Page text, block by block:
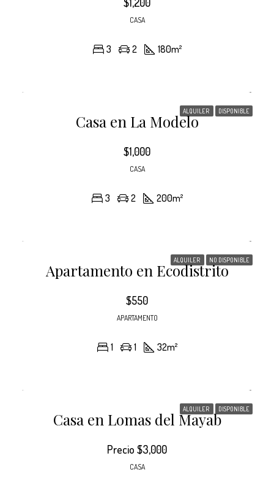
CASA
3 2 180m²
ALQUILER DISPONIBLE
Casa en La Modelo
$1,000
CASA
3 2 200m²
ALQUILER NO DISPONIBLE
Apartamento en Ecodistrito
$550
APARTAMENTO
1 1 32m²
ALQUILER DISPONIBLE
Casa en Lomas del Mayab
Precio $3,000
CASA